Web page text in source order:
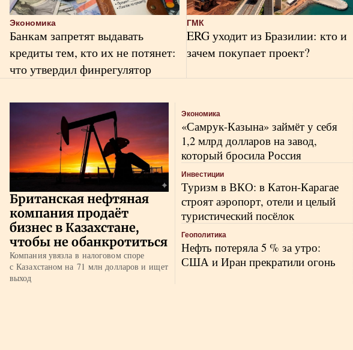
Экономика
Банкам запретят выдавать
кредиты тем, кто их не потянет:
что утвердил финрегулятор
ГМК
ERG уходит из Бразилии: кто и
зачем покупает проект?
Британская нефтяная
компания продаёт
бизнес в Казахстане,
чтобы не обанкротиться
Компания увязла в налоговом споре
с Казахстаном на 71 млн долларов и ищет
выход
Экономика
«Самрук-Казына» займёт у себя
1,2 млрд долларов на завод,
который бросила Россия
Инвестиции
Туризм в ВКО: в Катон-Карагае
строят аэропорт, отели и целый
туристический посёлок
Геополитика
Нефть потеряла 5 % за утро:
США и Иран прекратили огонь